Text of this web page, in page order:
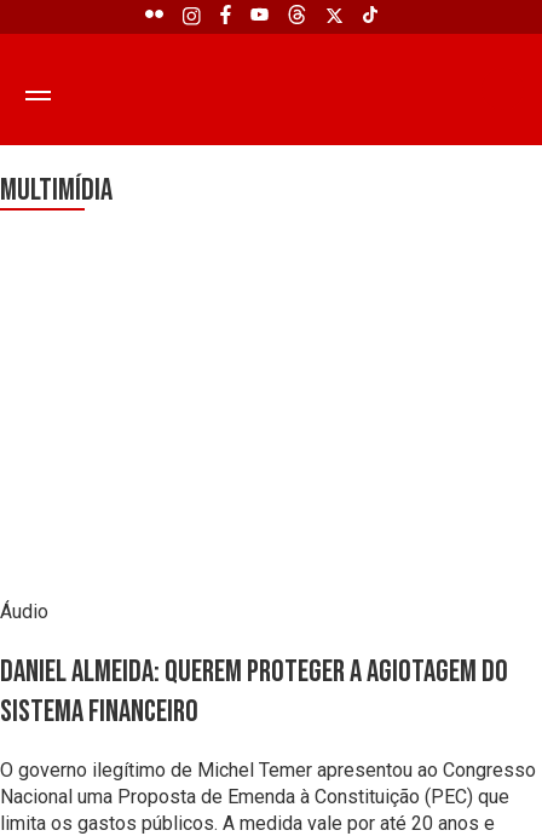
Multimídia
Áudio
Daniel Almeida: Querem proteger a agiotagem do
sistema financeiro
O governo ilegítimo de Michel Temer apresentou ao Congresso
Nacional uma Proposta de Emenda à Constituição (PEC) que
limita os gastos públicos. A medida vale por até 20 anos e